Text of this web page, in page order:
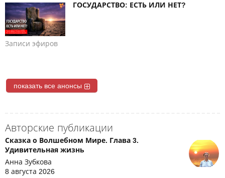
ГОСУДАРСТВО: ЕСТЬ ИЛИ НЕТ?
Записи эфиров
показать все анонсы
Авторские публикации
Сказка о Волшебном Мире. Глава 3.
Удивительная жизнь
Анна Зубкова
8 августа 2026